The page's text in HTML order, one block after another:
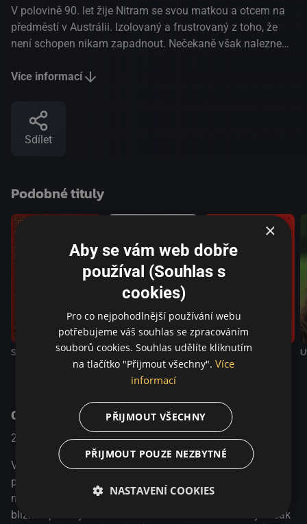
V polovině 90. let žije Nitram se svou matkou a otcem na
předměstí v Austrálii. Izolovaný a frustrovaný z toho, že
není schopen nikam zapadnout. Nečekaně však nalezne
tento vztah vezme tragický konec a Nitramova osamělost
Více informací
Sdílet
Podobné tituly
Svatý pavouk
Macbeth
Nikdys nebyl
O pořadu
2021 Australia Thriller
V polovině 90. let žije Nitram se svou matkou a otcem na
předměstí v Austrálii. Izolovaný a frustrovaný z toho, že
není schopen nikam zapadnout. Nečekaně však nalezne
blízkou přítelkyni v samotářské dědičce Heleně. Když však
×
Aby se vám web dobře
používal (Souhlas s
cookies)
Pro co nejpohodlnější používání webu
potřebujeme váš souhlas se zpracováním
souborů cookies. Souhlas udělíte kliknutím
na tlačítko "Přijmout všechny". Více
informací
PŘIJMOUT VŠECHNY
PŘIJMOUT POUZE NEZBYTNÉ
NASTAVENÍ COOKIES